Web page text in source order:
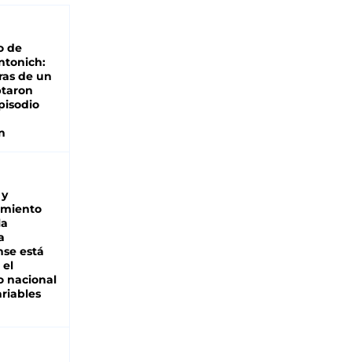
de
de un
está
el
nacional